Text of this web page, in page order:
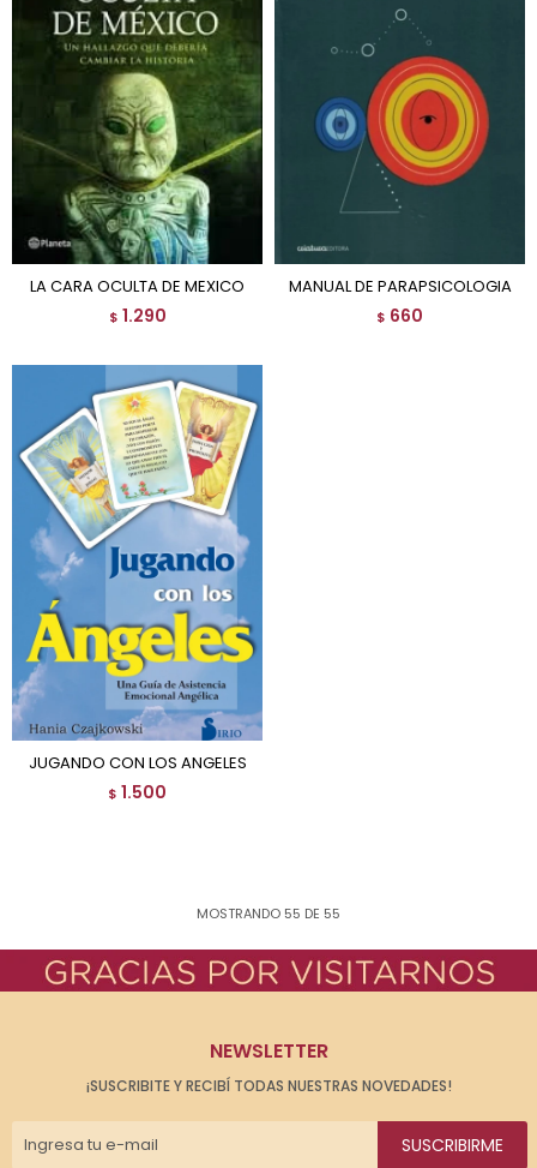
LA CARA OCULTA DE MEXICO
$ 1.290
MANUAL DE PARAPSICOLOGIA
$ 660
JUGANDO CON LOS ANGELES
$ 1.500
MOSTRANDO 55 DE 55
NEWSLETTER
¡SUSCRIBITE Y RECIBÍ TODAS NUESTRAS NOVEDADES!
SUSCRIBIRME